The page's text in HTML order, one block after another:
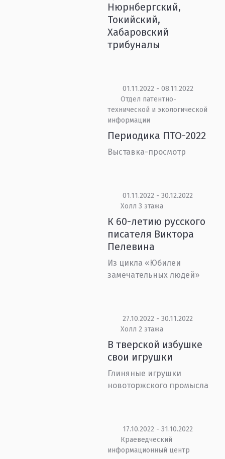
Нюрнбергский,
Токийский,
Хабаровский
трибуналы
01.11.2022 - 08.11.2022
Отдел патентно-
технической и экологической
информации
Периодика ПТО-2022
Выставка-просмотр
01.11.2022 - 30.12.2022
Холл 3 этажа
К 60-летию русского
писателя Виктора
Пелевина
Из цикла «Юбилеи
замечательных людей»
27.10.2022 - 30.11.2022
Холл 2 этажа
В тверской избушке
свои игрушки
Глиняные игрушки
новоторжского промысла
17.10.2022 - 31.10.2022
Краеведческий
информационный центр